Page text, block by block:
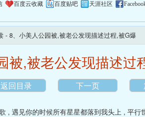
百度云收藏 百度贴吧 天涯社区
- 8、小美人公园被,被老公发现描述过程,被G爆
被,被老公发现描述过
返回目录 下一页
, 遇见你的时候所有星星都落到我头上 , 平行